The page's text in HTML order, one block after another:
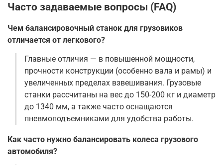
Часто задаваемые вопросы (FAQ)
Чем балансировочный станок для грузовиков
отличается от легкового?
Главные отличия — в повышенной мощности,
прочности конструкции (особенно вала и рамы) и
увеличенных пределах взвешивания. Грузовые
станки рассчитаны на вес до 150-200 кг и диаметр
до 1340 мм, а также часто оснащаются
пневмоподъемниками для удобства работы.
Как часто нужно балансировать колеса грузового
автомобиля?